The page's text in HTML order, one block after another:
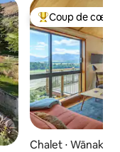
Coups de cœur
Coup de cœur
Chalet ⋅ Wānaka